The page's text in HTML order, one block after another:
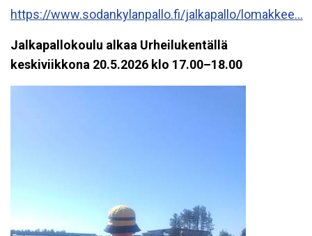
https://www.sodankylanpallo.fi/jalkapallo/lomakkee...
Jalkapallokoulu alkaa Urheilukentällä
keskiviikkona 20.5.2026 klo 17.00–18.00